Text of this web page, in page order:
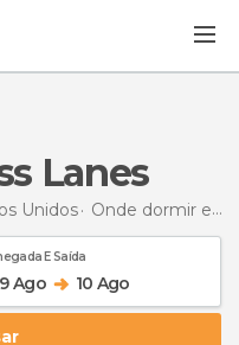
Lanes
Unidos Onde dormir em Virgínia Ocidental
E Saída
Ago 10 Ago